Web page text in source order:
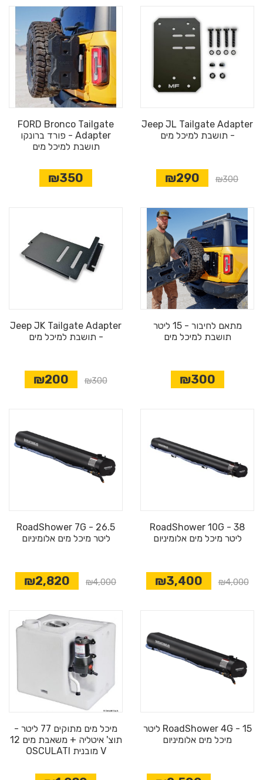
Jeep JL Tailgate Adapter
- תושבת למיכל מים
₪300
₪290
FORD Bronco Tailgate
Adapter - פורד ברונקו
תושבת למיכל מים
₪350
מתאם לחיבור - 15 ליטר
תושבת למיכל מים
₪300
Jeep JK Tailgate Adapter
- תושבת למיכל מים
₪300
₪200
RoadShower 10G - 38
ליטר מיכל מים אלומיניום
₪4,000
₪3,400
RoadShower 7G - 26.5
ליטר מיכל מים אלומיניום
₪4,000
₪2,820
RoadShower 4G - 15 ליטר
מיכל מים אלומיניום
מיכל מים מתוקים 77 ליטר -
תוצ' איטליה + משאבת מים 12
V מובנית OSCULATI